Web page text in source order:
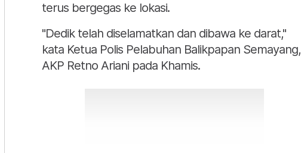
terus bergegas ke lokasi.
"Dedik telah diselamatkan dan dibawa ke darat,"
kata Ketua Polis Pelabuhan Balikpapan Semayang,
AKP Retno Ariani pada Khamis.